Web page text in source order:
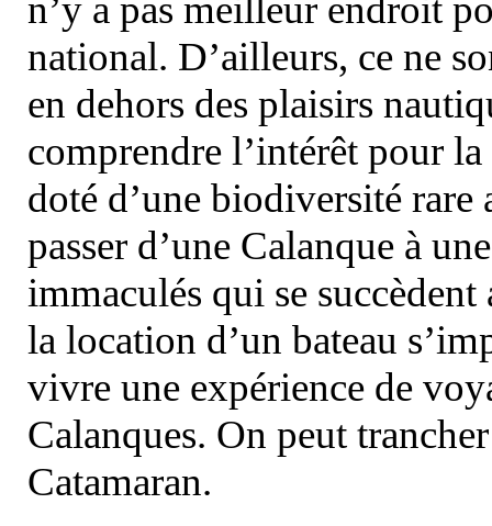
n’y a pas meilleur endroit
national. D’ailleurs, ce ne
en dehors des plaisirs
comprendre l’intérêt pour
doté d’une biodiversité
passer d’une Calanque à
immaculés qui se
la location d’un bateau
vivre une expérience de
Calanques. On peut
Catamaran.